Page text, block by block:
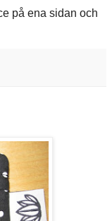
på ena sidan och